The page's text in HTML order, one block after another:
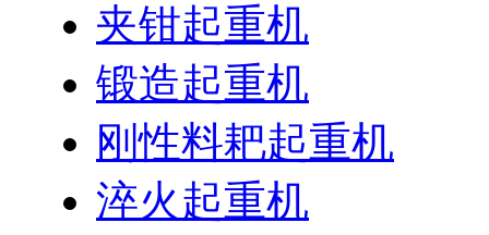
夹钳起重机
锻造起重机
刚性料耙起重机
淬火起重机